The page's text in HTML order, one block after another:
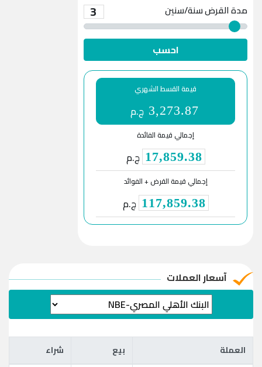
مدة القرض 3 سنة/سنين
احسب
قيمة القسط الشهري
3,273.87 ج.م
إجمالي قيمة الفائدة
17,859.38 ج.م
إجمالي قيمة القرض + الفوائد
117,859.38 ج.م
آسعار العملات
العملة بيع شراء العملة بيع
شراء